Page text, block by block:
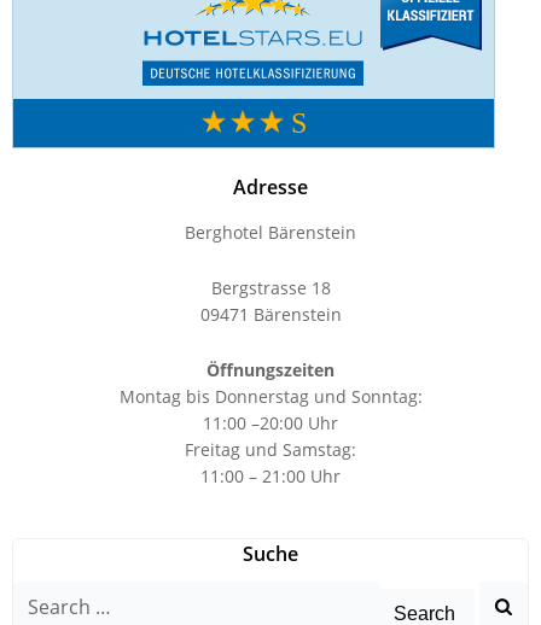
Adresse
Berghotel Bärenstein
Bergstrasse 18
09471 Bärenstein
Öffnungszeiten
Montag bis Donnerstag und Sonntag:
11:00 –20:00 Uhr
Freitag und Samstag:
11:00 – 21:00 Uhr
Suche
Search